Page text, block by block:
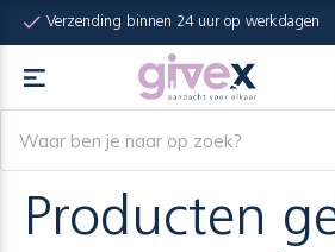
Verzending binnen 24 uur op werkdagen
Producten